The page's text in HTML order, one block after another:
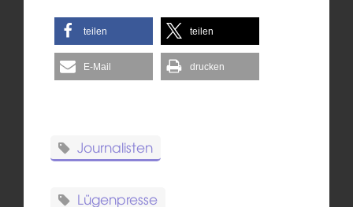
teilen teilen
E-Mail drucken
Journalisten
Lügenpresse